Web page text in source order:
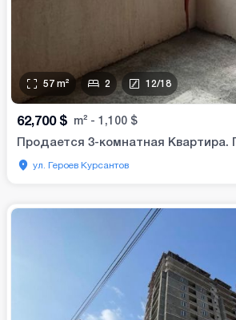
57 m² 2 12/18
62,700 $ m² - 1,100 $
Продается 3-комнатная Квартира.
ул. Героев Курсантов